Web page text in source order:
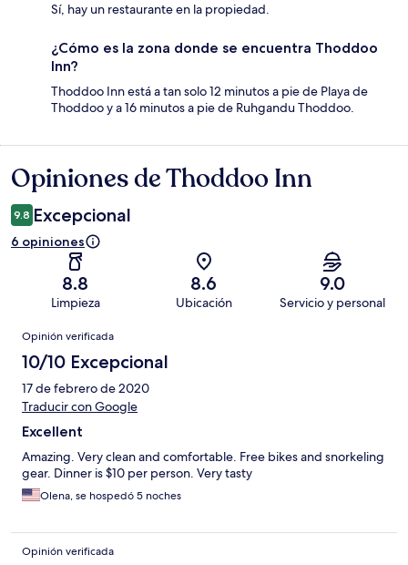
Sí, hay un restaurante en la propiedad.
¿Cómo es la zona donde se encuentra Thoddoo
Inn?
Thoddoo Inn está a tan solo 12 minutos a pie de Playa de
Thoddoo y a 16 minutos a pie de Ruhgandu Thoddoo.
Opiniones
Opiniones de Thoddoo Inn
9.8 Excepcional
6 opiniones
8.8
Limpieza
8.6
Ubicación
9.0
Servicio y personal
Opiniones
Opinión verificada
10/10 Excepcional
17 de febrero de 2020
Traducir con Google
Excellent
Amazing. Very clean and comfortable. Free bikes and snorkeling
gear. Dinner is $10 per person. Very tasty
Olena, se hospedó 5 noches
Opinión verificada